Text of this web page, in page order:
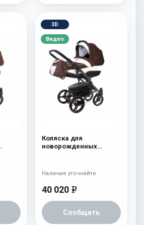
3D
Видео
Коляска для
новорожденных
40 020 e
Сообщить
Наличие уточняйте